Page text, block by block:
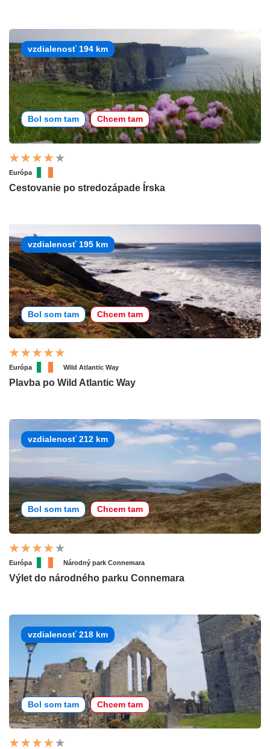
vzdialenosť 194 km
Bol som tam Chcem tam
Európa
Cestovanie po stredozápade Írska
vzdialenosť 195 km
Bol som tam Chcem tam
Európa Wild Atlantic Way
Plavba po Wild Atlantic Way
vzdialenosť 212 km
Bol som tam Chcem tam
Európa Národný park Connemara
Výlet do národného parku Connemara
vzdialenosť 218 km
Bol som tam Chcem tam